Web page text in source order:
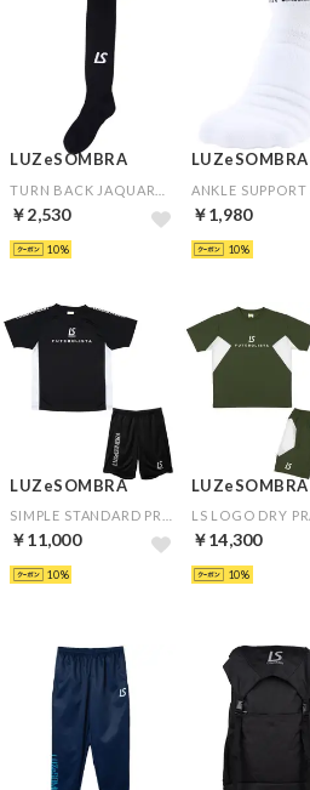
LUZeSOMBRA
￥2,530
10
LUZeSOMBRA
￥1,980
10
LUZeSOMBRA
￥11,000
10
LUZeSOMBRA
￥14,300
10